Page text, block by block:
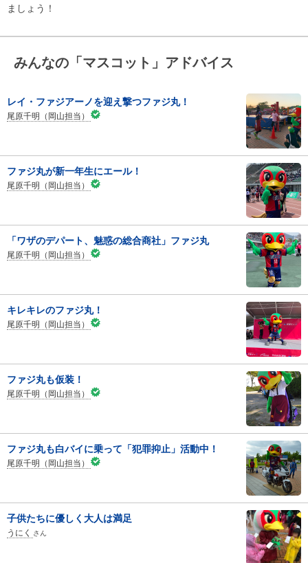
ましょう！
みんなの「マスコット」アドバイス
レイ・ファジアーノを迎え撃つファジ丸！
尾原千明（岡山担当）
ファジ丸が新一年生にエール！
尾原千明（岡山担当）
「ワザのデパート、魅惑の総合商社」ファジ丸
尾原千明（岡山担当）
キレキレのファジ丸！
尾原千明（岡山担当）
ファジ丸も仮装！
尾原千明（岡山担当）
ファジ丸も白バイに乗って「犯罪抑止」活動中！
尾原千明（岡山担当）
子供たちに優しく大人は満足
うにく さん